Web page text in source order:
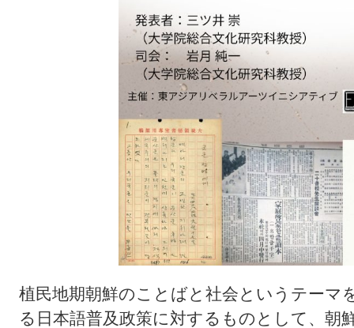
植民地期朝鮮のことばと社会というテーマ
る日本語普及政策に対するものとして、朝